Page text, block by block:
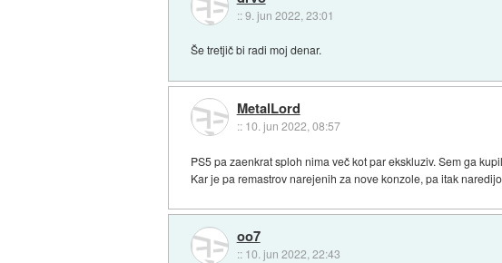
::9. jun 2022, 23:01
Še tretjič bi radi moj denar.
MetalLord
:: 10. jun 2022, 08:57
PS5 pa zaenkrat sploh nima več kot par ekskluziv. Sem ga
Kar je pa remastrov narejenih za nove konzole, pa itak
oo7
:: 10. jun 2022, 22:43